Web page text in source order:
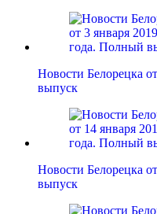
Новости Белорецка
выпуск
Новости Белорецка
выпуск